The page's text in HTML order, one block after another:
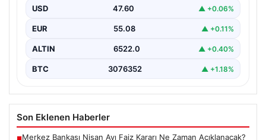
USD 47.60 ▲ +0.06%
EUR 55.08 ▲ +0.11%
ALTIN 6522.0 ▲ +0.40%
BTC 3076352 ▲ +1.18%
Son Eklenen Haberler
■Merkez Bankası Nisan Ayı Faiz Kararı Ne Zaman Açıklanacak?